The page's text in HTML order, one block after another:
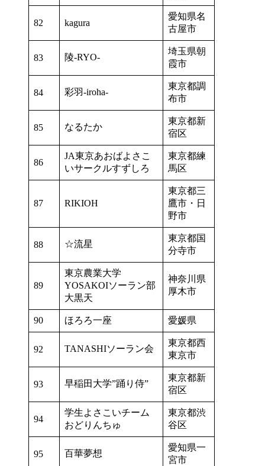
82 kagura
愛知県名
古屋市
83 陵-RYO-
埼玉県朝
霞市
84 彩羽-iroha-
東京都調
布市
85 なるたか
東京都新
宿区
86
JA東京あおばよさこ
いサークルすずしろ
東京都練
馬区
87 RIKIOH
東京都三
鷹市・日
野市
88 ☆流星
東京都国
分寺市
89
東京農業大学
YOSAKOIソーラン部
大黒天
神奈川県
厚木市
90 ほろろ一座 愛媛県
92 TANASHIソーラン会
東京都西
東京市
93 早稲田大学”踊り侍”
東京都新
宿区
94
学生よさこいチーム
おどりんちゅ
東京都渋
谷区
95 百華夢想
愛知県一
宮市